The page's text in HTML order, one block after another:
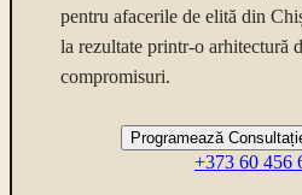
pentru afacerile de elită din
la rezultate printr-o arhitectură
compromisuri.
Programează
+373 60 456